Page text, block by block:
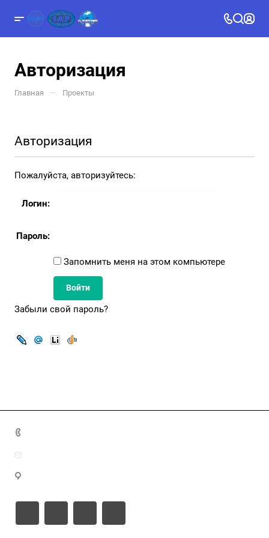
Авторизация
Главная — Проекты
Авторизация
Пожалуйста, авторизуйтесь:
Логин:
Пароль:
Запомнить меня на этом компьютере
Забыли свой пароль?